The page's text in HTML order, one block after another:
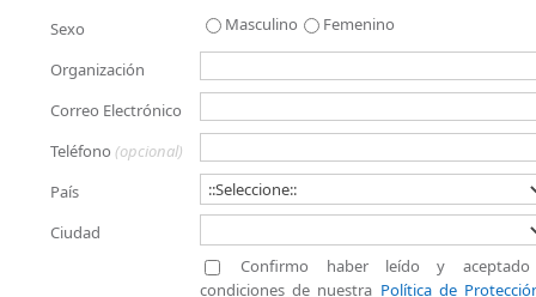
Sexo
Masculino Femenino
Organización
Correo Electrónico
Teléfono (opcional)
País
Ciudad
Confirmo haber leído y
condiciones de nuestra Política de